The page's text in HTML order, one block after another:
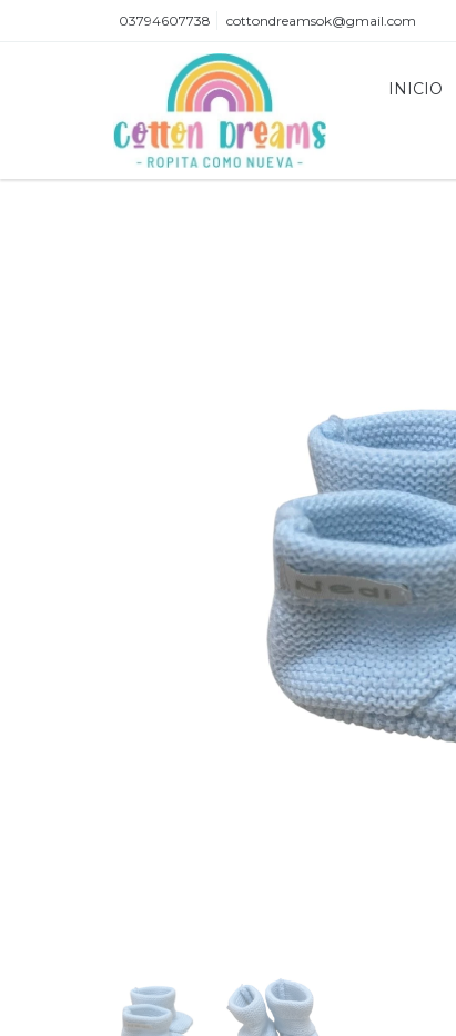
03794607738 cottondreamsok@gmail.com
INICIO